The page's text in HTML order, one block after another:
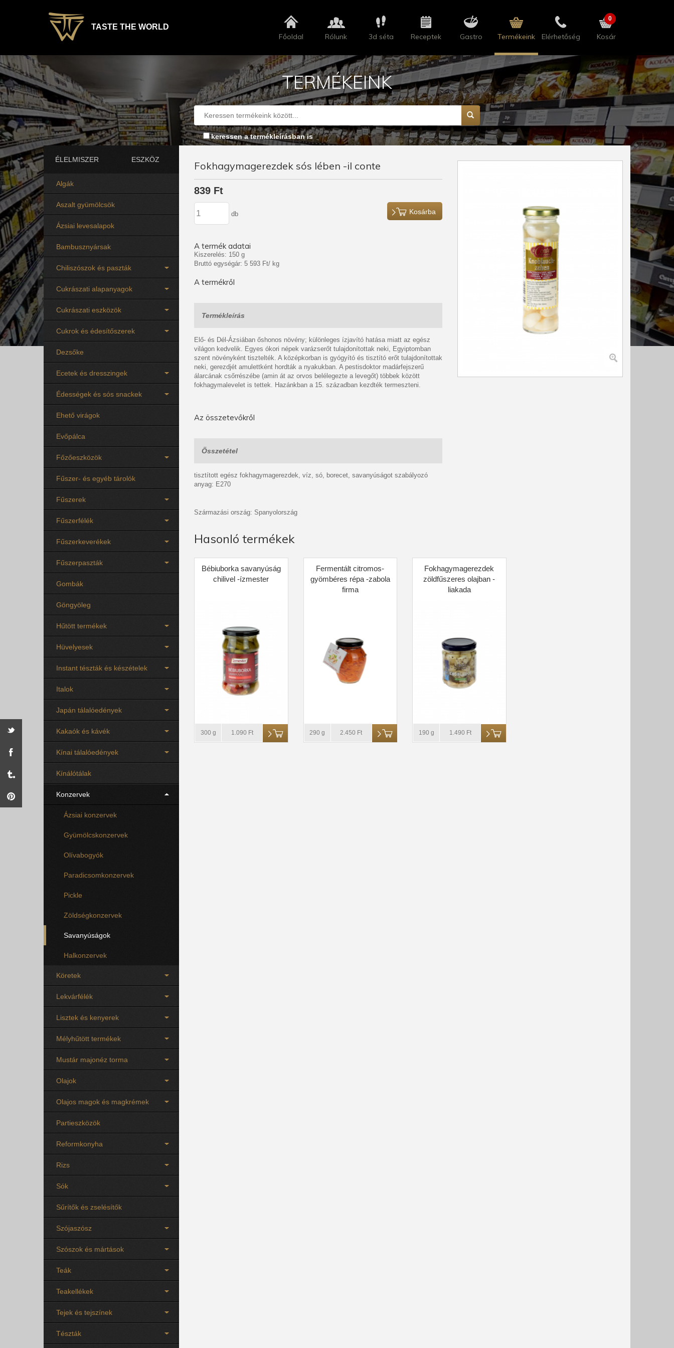
TASTE THE WORLD
Főoldal Rólunk 3d séta Receptek Gastro Termékeink Elérhetőség Kosár
0
TERMÉKEINK
keressen a termékleírásban is
ÉLELMISZER ESZKÖZ
Algák
Aszalt gyümölcsök
Ázsiai levesalapok
Bambusznyársak
Chiliszószok és paszták
Cukrászati alapanyagok
Cukrászati eszközök
Cukrok és édesítőszerek
Dezsőke
Ecetek és dresszingek
Édességek és sós snackek
Ehető virágok
Evőpálca
Főzőeszközök
Fűszer- és egyéb tárolók
Fűszerek
Fűszerfélék
Fűszerkeverékek
Fűszerpaszták
Gombák
Göngyöleg
Hűtött termékek
Hüvelyesek
Instant tészták és készételek
Italok
Japán tálalóedények
Kakaók és kávék
Kínai tálalóedények
Kínálótálak
Konzervek
Ázsiai konzervek
Gyümölcskonzervek
Olívabogyók
Paradicsomkonzervek
Pickle
Zöldségkonzervek
Savanyúságok
Halkonzervek
Köretek
Lekvárfélék
Lisztek és kenyerek
Mélyhűtött termékek
Mustár majonéz torma
Olajok
Olajos magok és magkrémek
Partieszközök
Reformkonyha
Rizs
Sók
Sűrítők és zselésítők
Szójaszósz
Szószok és mártások
Teák
Teakellékek
Tejek és tejszínek
Tészták
Fokhagymagerezdek sós lében -il conte
839 Ft
db Kosárba
A termék adatai
Kiszerelés: 150 g
Bruttó egységár: 5 593 Ft/ kg
A termékről
Termékleírás
Elő- és Dél-Ázsiában őshonos növény; különleges ízjavító hatása miatt az egész
világon kedvelik. Egyes ókori népek varázserőt tulajdonítottak neki, Egyiptomban
szent növényként tisztelték. A középkorban is gyógyító és tisztító erőt tulajdonítottak
neki, gerezdjét amulettként hordták a nyakukban. A pestisdoktor madárfejszerű
álarcának csőrrészébe (amin át az orvos belélegezte a levegőt) többek között
fokhagymalevelet is tettek. Hazánkban a 15. században kezdték termeszteni.
Az összetevőkről
Összetétel
tisztított egész fokhagymagerezdek, víz, só, borecet, savanyúságot szabályozó
anyag: E270
Származási ország: Spanyolország
Hasonló termékek
Bébiuborka savanyúság
chilivel -ízmester
300 g 1.090 Ft
Fermentált citromos-
gyömbéres répa -zabola
firma
290 g 2.450 Ft
Fokhagymagerezdek
zöldfűszeres olajban -
liakada
190 g 1.490 Ft